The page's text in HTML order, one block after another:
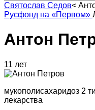
Святослав Седов<
Русфонд на «Первом»
Антон
11 лет
мукополисахаридоз 2
лекарства